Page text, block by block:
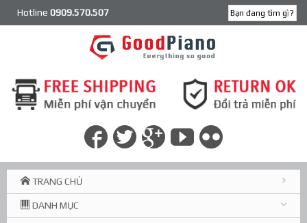
Hotline 0909.570.507
TRANG CHỦ
DANH MỤC